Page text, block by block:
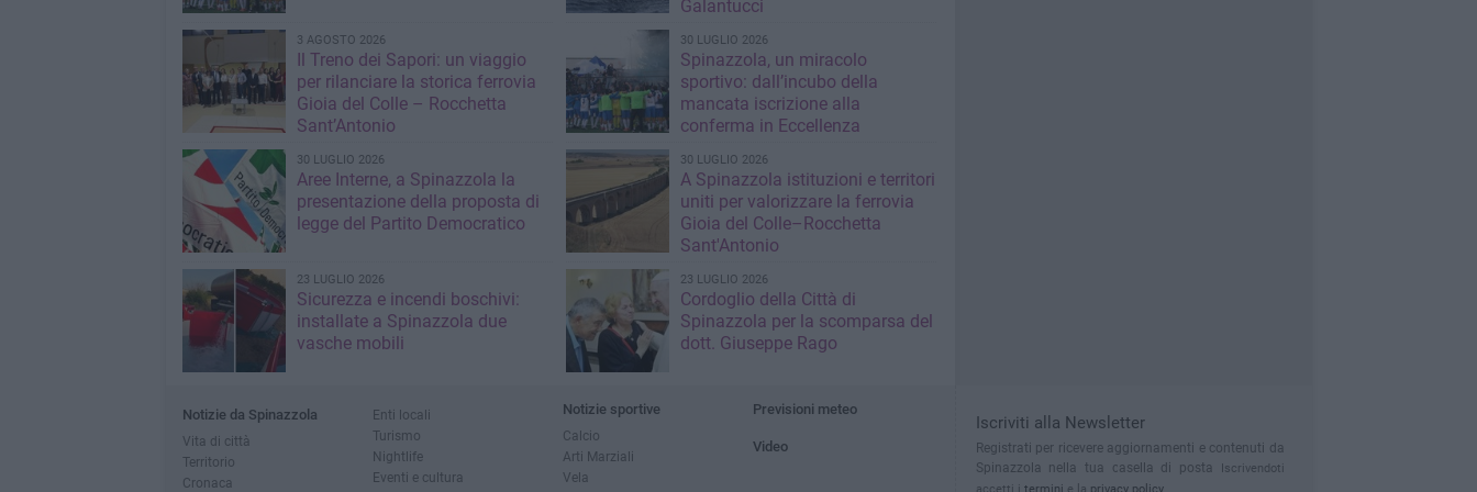
Galantucci
3 AGOSTO 2026
Il Treno dei Sapori: un viaggio
per rilanciare la storica ferrovia
Gioia del Colle – Rocchetta
Sant’Antonio
30 LUGLIO 2026
Spinazzola, un miracolo
sportivo: dall’incubo della
mancata iscrizione alla
conferma in Eccellenza
30 LUGLIO 2026
Aree Interne, a Spinazzola la
presentazione della proposta di
legge del Partito Democratico
30 LUGLIO 2026
A Spinazzola istituzioni e territori
uniti per valorizzare la ferrovia
Gioia del Colle–Rocchetta
Sant'Antonio
23 LUGLIO 2026
Sicurezza e incendi boschivi:
installate a Spinazzola due
vasche mobili
23 LUGLIO 2026
Cordoglio della Città di
Spinazzola per la scomparsa del
dott. Giuseppe Rago
Notizie da Spinazzola
Vita di città
Territorio
Cronaca
Enti locali
Turismo
Nightlife
Eventi e cultura
Notizie sportive
Calcio
Arti Marziali
Vela
Previsioni meteo
Video
Iscriviti alla Newsletter
Registrati per ricevere aggiornamenti e contenuti da
Spinazzola nella tua casella di posta
Iscrivendoti